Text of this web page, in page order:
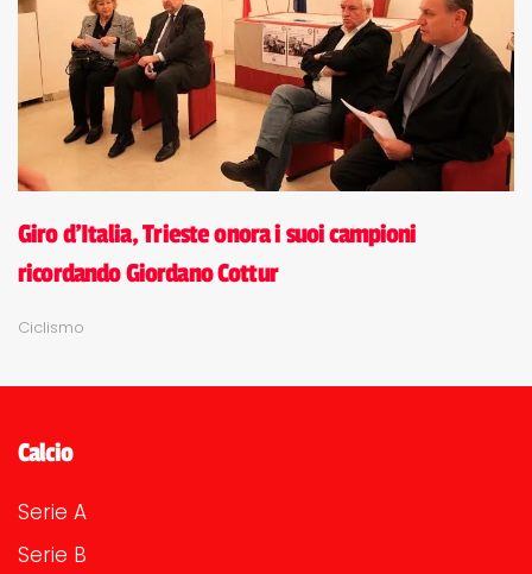
Giro d'Italia, Trieste onora i suoi campioni
ricordando Giordano Cottur
Ciclismo
Calcio
Serie A
Serie B